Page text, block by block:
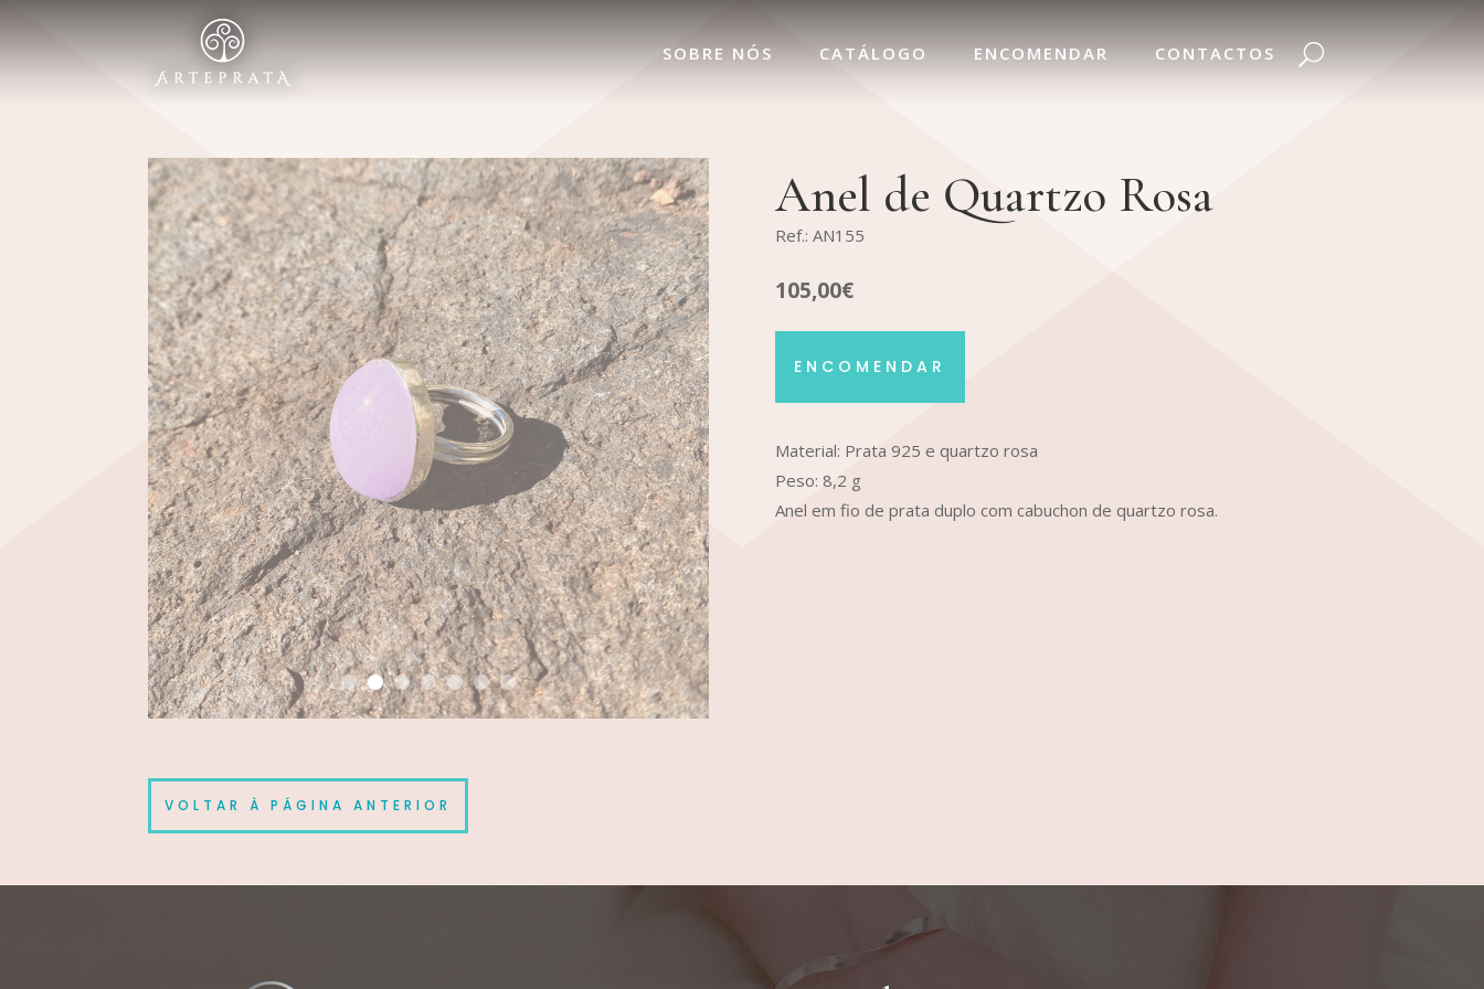
SOBRE NÓS CATÁLOGO ENCOMENDAR CONTACTOS
Anel de Quartzo Rosa
Ref.: AN155
105,00€
ENCOMENDAR
Material: Prata 925 e quartzo rosa
Peso: 8,2 g
Anel em fio de prata duplo com cabuchon de quartzo rosa.
VOLTAR À PÁGINA ANTERIOR